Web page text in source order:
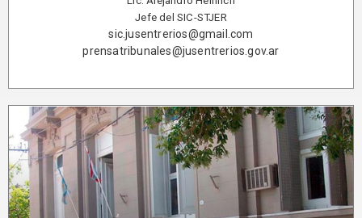
Jefe del SIC-STJER
sic.jusentrerios@gmail.com
prensatribunales@jusentrerios.gov.ar